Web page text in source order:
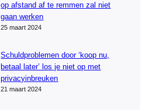
op afstand af te remmen zal niet
gaan werken
25 maart 2024
Schuldproblemen door ‘koop nu,
betaal later’ los je niet op met
privacyinbreuken
21 maart 2024